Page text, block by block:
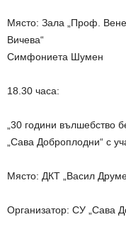
Място: Зала „Проф.
Вичева“
Симфониета Шумен
18.30 часа:
„30 години вълшебство
„Сава Доброплодни“ с
Място: ДКТ „Васил
Организатор: СУ „Сава